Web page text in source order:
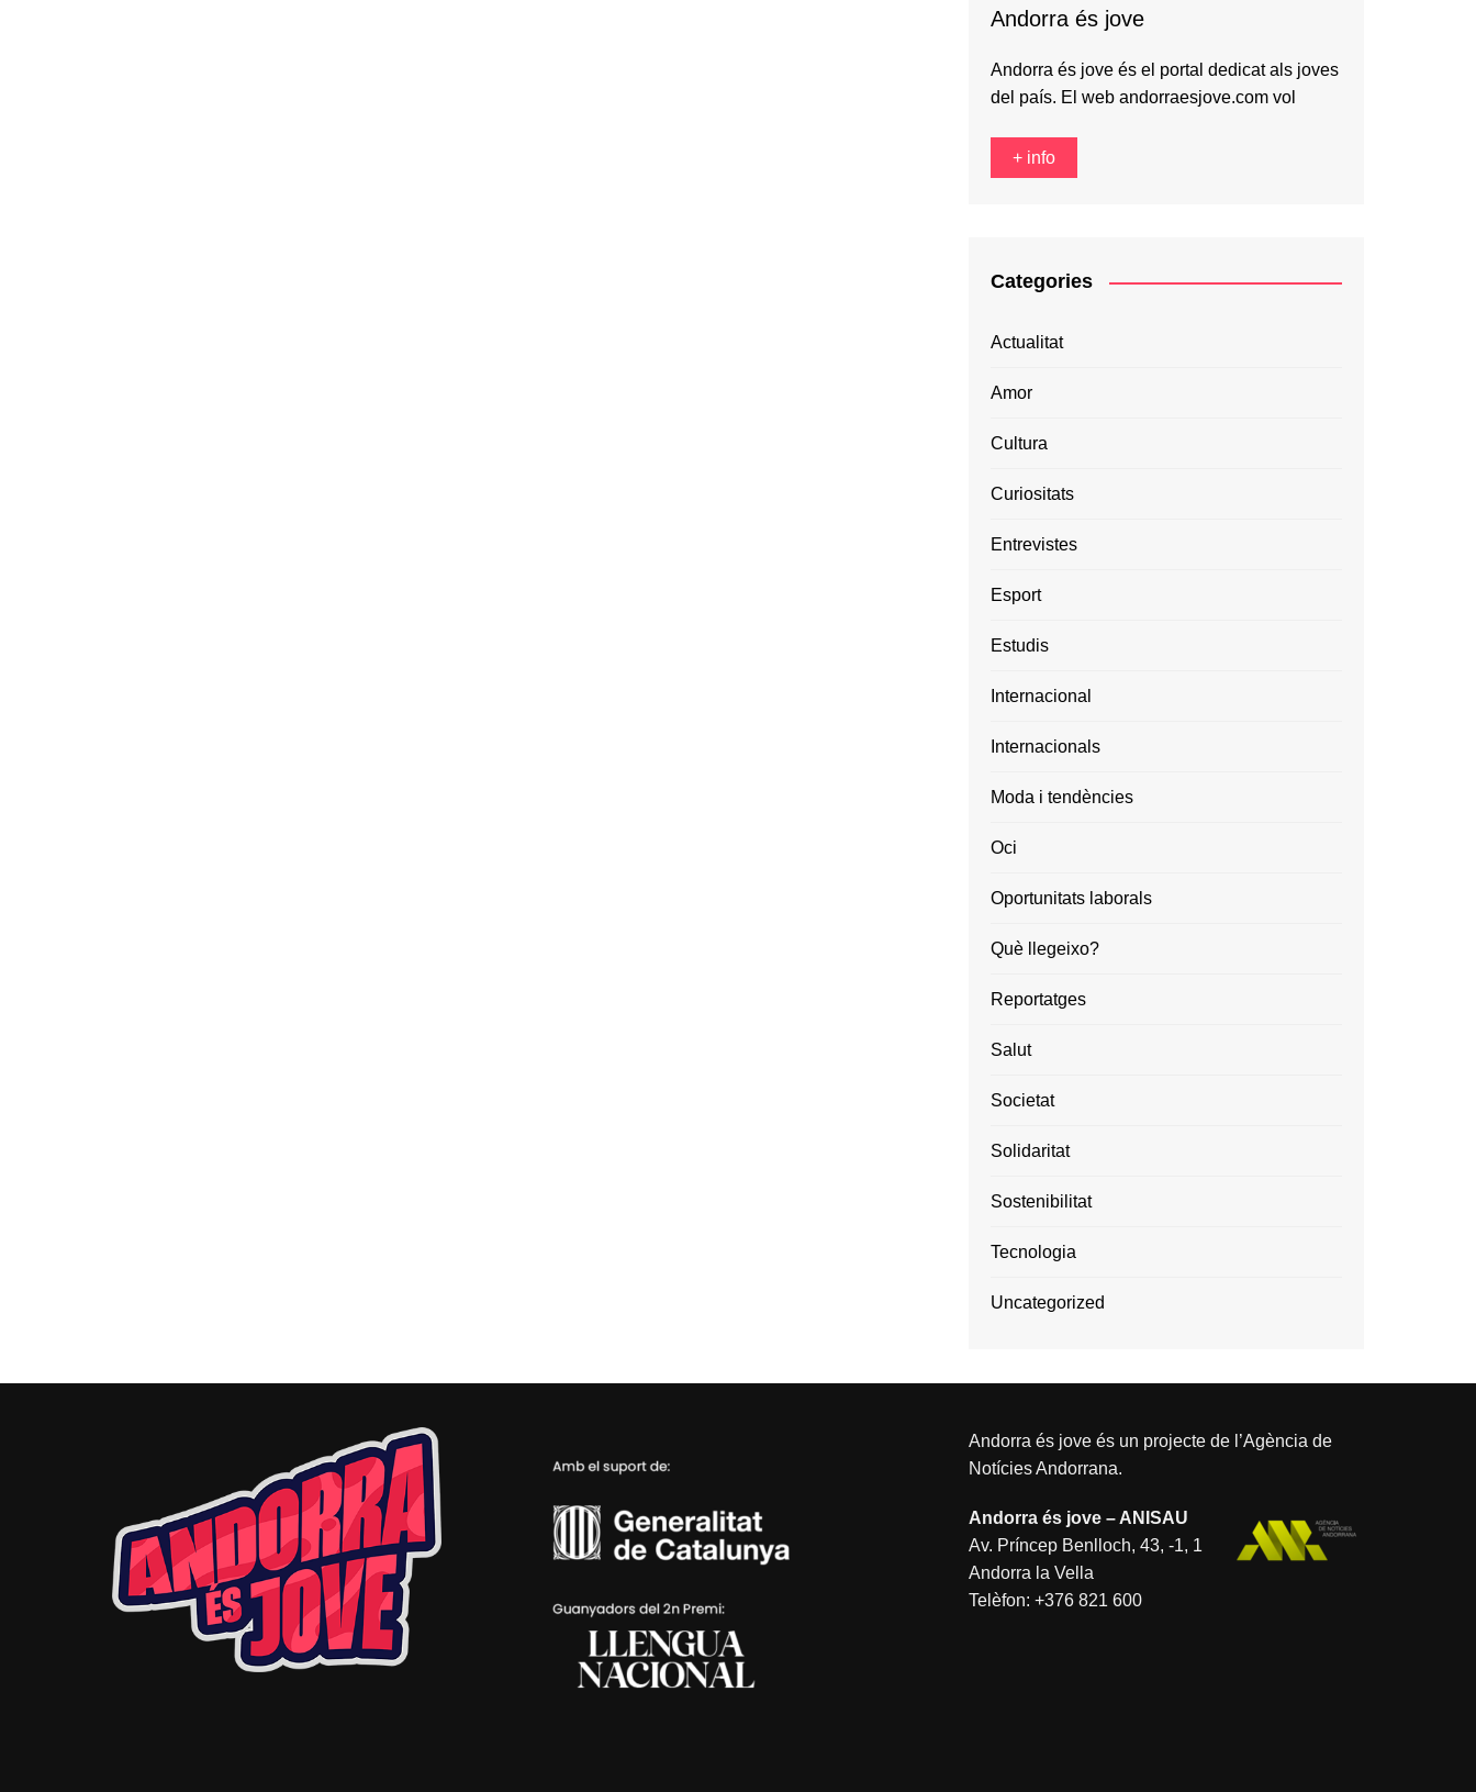
Andorra és jove
Andorra és jove és el portal dedicat als joves
del país. El web andorraesjove.com vol
+ info
Categories
Actualitat
Amor
Cultura
Curiositats
Entrevistes
Esport
Estudis
Internacional
Internacionals
Moda i tendències
Oci
Oportunitats laborals
Què llegeixo?
Reportatges
Salut
Societat
Solidaritat
Sostenibilitat
Tecnologia
Uncategorized
Andorra és jove és un projecte de l’Agència de
Notícies Andorrana.
Andorra és jove – ANISAU
Av. Príncep Benlloch, 43, -1, 1
Andorra la Vella
Telèfon: +376 821 600